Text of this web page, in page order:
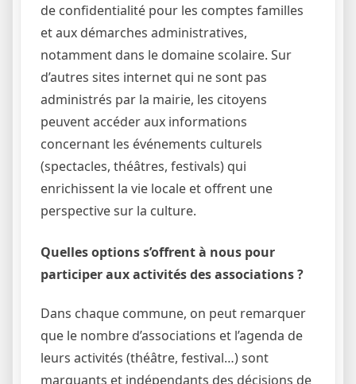
de confidentialité pour les comptes familles
et aux démarches administratives,
notamment dans le domaine scolaire. Sur
d’autres sites internet qui ne sont pas
administrés par la mairie, les citoyens
peuvent accéder aux informations
concernant les événements culturels
(spectacles, théâtres, festivals) qui
enrichissent la vie locale et offrent une
perspective sur la culture.
Quelles options s’offrent à nous pour
participer aux activités des associations ?
Dans chaque commune, on peut remarquer
que le nombre d’associations et l’agenda de
leurs activités (théâtre, festival…) sont
marquants et indépendants des décisions de